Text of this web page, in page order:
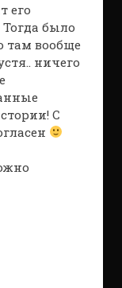
его
Тогда было
там вообще
ничего
С